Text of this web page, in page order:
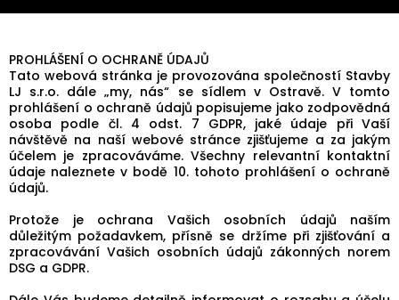
PROHLÁŠENÍ O OCHRANĚ ÚDAJŮ
Tato webová stránka je provozována společností Stavby
LJ s.r.o. dále „my, nás“ se sídlem v Ostravě. V tomto
prohlášení o ochraně údajů popisujeme jako zodpovědná
osoba podle čl. 4 odst. 7 GDPR, jaké údaje při Vaší
návštěvě na naší webové stránce zjišťujeme a za jakým
účelem je zpracováváme. Všechny relevantní kontaktní
údaje naleznete v bodě 10. tohoto prohlášení o ochraně
údajů.
Protože je ochrana Vašich osobních údajů naším
důležitým požadavkem, přísně se držíme při zjišťování a
zpracovávání Vašich osobních údajů zákonných norem
DSG a GDPR.